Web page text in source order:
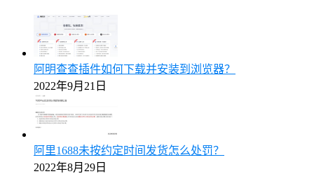
阿明查查插件如何下载并安装到浏览器？
2022年9月21日
阿里1688未按约定时间发货怎么处罚？
2022年8月29日